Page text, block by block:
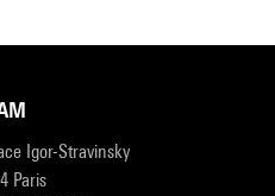
Igor-Stravinsky
Paris